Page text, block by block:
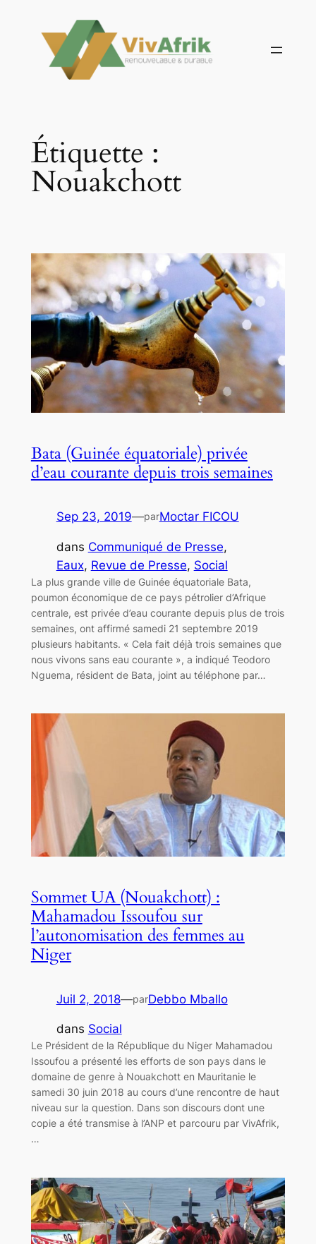
contenu
Étiquette :
Nouakchott
Bata (Guinée équatoriale) privée
d’eau courante depuis trois semaines
Sep 23, 2019—parMoctar FICOU
dans Communiqué de Presse
Eaux, Revue de Presse, Social
La plus grande ville de Guinée équatoriale Bata,
poumon économique de ce pays pétrolier d’Afrique
centrale, est privée d’eau courante depuis plus de trois
semaines, ont affirmé samedi 21 septembre 2019
plusieurs habitants. « Cela fait déjà trois semaines que
nous vivons sans eau courante », a indiqué Teodoro
Nguema, résident de Bata, joint au téléphone par…
Sommet UA (Nouakchott) :
Mahamadou Issoufou sur
l’autonomisation des femmes au
Niger
Juil 2, 2018—parDebbo Mballo
dans Social
Le Président de la République du Niger Mahamadou
Issoufou a présenté les efforts de son pays dans le
domaine de genre à Nouakchott en Mauritanie le
samedi 30 juin 2018 au cours d’une rencontre de haut
niveau sur la question. Dans son discours dont une
copie a été transmise à l’ANP et parcouru par VivAfrik,
…